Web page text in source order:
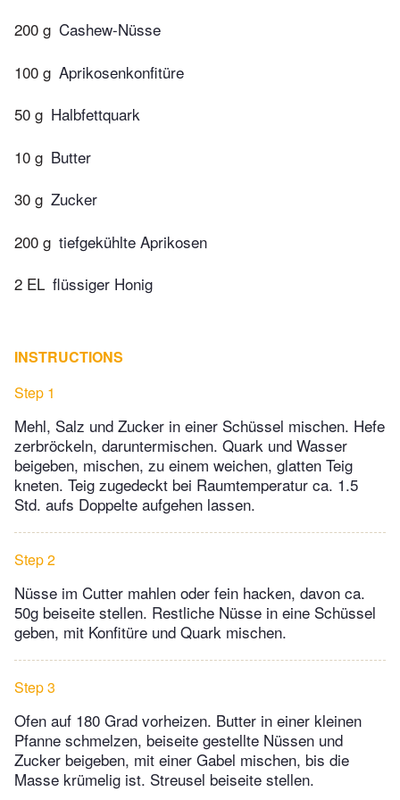
200 g Cashew-Nüsse
100 g Aprikosenkonfitüre
50 g Halbfettquark
10 g Butter
30 g Zucker
200 g tiefgekühlte Aprikosen
2 EL flüssiger Honig
INSTRUCTIONS
Step 1
Mehl, Salz und Zucker in einer Schüssel mischen. Hefe
zerbröckeln, daruntermischen. Quark und Wasser
beigeben, mischen, zu einem weichen, glatten Teig
kneten. Teig zugedeckt bei Raumtemperatur ca. 1.5
Std. aufs Doppelte aufgehen lassen.
Step 2
Nüsse im Cutter mahlen oder fein hacken, davon ca.
50g beiseite stellen. Restliche Nüsse in eine Schüssel
geben, mit Konfitüre und Quark mischen.
Step 3
Ofen auf 180 Grad vorheizen. Butter in einer kleinen
Pfanne schmelzen, beiseite gestellte Nüssen und
Zucker beigeben, mit einer Gabel mischen, bis die
Masse krümelig ist. Streusel beiseite stellen.